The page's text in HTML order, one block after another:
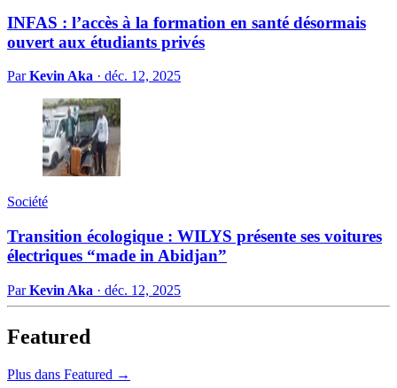
INFAS : l’accès à la formation en santé désormais
ouvert aux étudiants privés
ParKevin Aka · déc. 12, 2025
Société
Transition écologique : WILYS présente ses voitures
électriques “made in Abidjan”
ParKevin Aka · déc. 12, 2025
Featured
Plus dans Featured →